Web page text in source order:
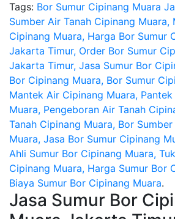
Tags: Bor Sumur Cipinang Muara
Sumber Air Tanah Cipinang
Cipinang Muara, Harga Bor Sumur
Jakarta Timur, Order Bor Sumur
Jakarta Timur, Jasa Sumur Bor
Bor Cipinang Muara, Bor Sumur
Mantek Air Cipinang Muara,
Muara, Pengeboran Air Tanah
Tanah Cipinang Muara, Bor
Muara, Jasa Bor Sumur Cipinang
Ahli Sumur Bor Cipinang Muara,
Cipinang Muara, Harga Sumur Bor
Biaya Sumur Bor Cipinang Muara.
Jasa Sumur Bor